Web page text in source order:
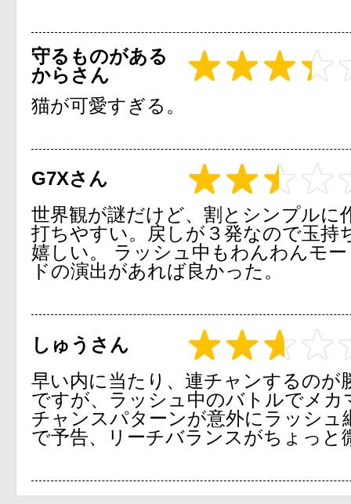
守るものがある
からさん
猫が可愛すぎる。
G7Xさん
世界観が謎だけど、割とシンプルに
打ちやすい。戻しが３発なので玉持
嬉しい。 ラッシュ中もわんわんモ
ドの演出があれば良かった。
しゅうさん
早い内に当たり、連チャンするのが
ですが、ラッシュ中のバトルでメカ
チャンスパターンが意外にラッシュ
で予告、リーチバランスがちょっと